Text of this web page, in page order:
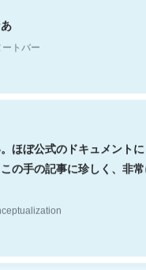
トバー
ほぼ公式のドキュメントに
の手の記事に珍しく、非